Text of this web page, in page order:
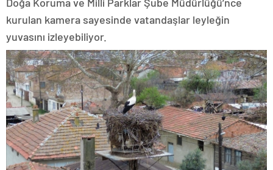
Doğa Koruma ve Milli Parklar Şube Müdürlüğü’nce
kurulan kamera sayesinde vatandaşlar leyleğin
yuvasını izleyebiliyor.